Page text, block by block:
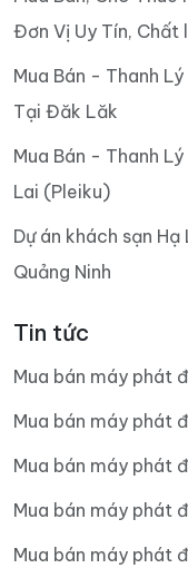
Đơn Vị Uy Tín, Chất
Mua Bán - Thanh
Tại Đăk Lăk
Mua Bán - Thanh
Lai (Pleiku)
Dự án khách sạn
Quảng Ninh
Tin tức
Mua bán máy phát
Mua bán máy phát
Mua bán máy phát
Mua bán máy phát
Mua bán máy phát